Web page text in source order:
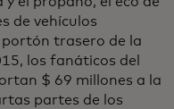
de vehículos
trasero de la
los fanáticos del
$ 69 millones a la
partes de los